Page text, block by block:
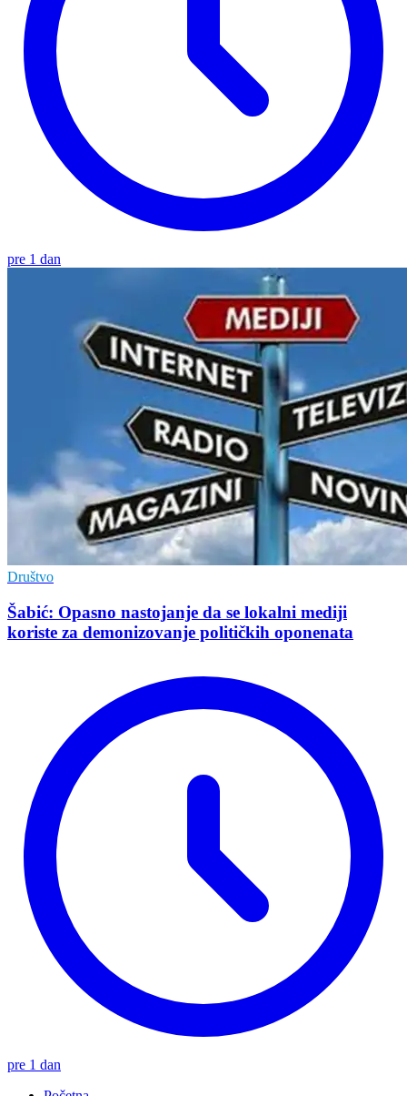
pre 1 dan
Društvo
Šabić: Opasno nastojanje da se lokalni mediji
koriste za demonizovanje političkih oponenata
pre 1 dan